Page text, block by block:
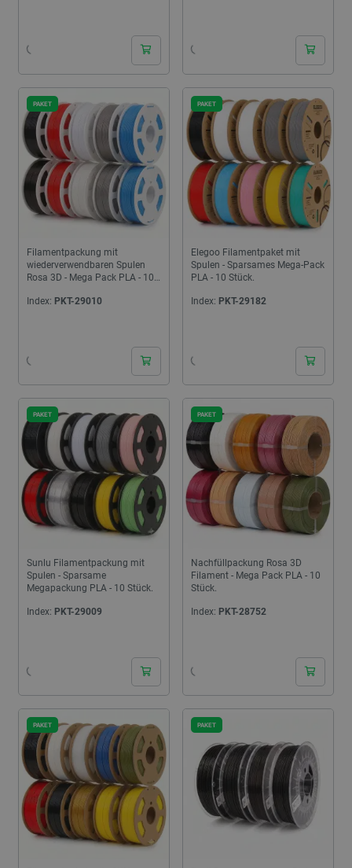
Filamentpackung mit
wiederverwendbaren Spulen
Rosa 3D - Mega Pack PLA - 10
Index: PKT-29010
PAKET
Elegoo Filamentpaket mit
Spulen - Sparsames Mega-Pack
PLA - 10 Stück.
Index: PKT-29182
PAKET
Sunlu Filamentpackung mit
Spulen - Sparsame
Megapackung PLA - 10 Stück.
Index: PKT-29009
PAKET
Nachfüllpackung Rosa 3D
Filament - Mega Pack PLA - 10
Stück.
Index: PKT-28752
PAKET
PAKET PAKET